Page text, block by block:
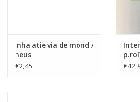
Inhalatie via de mond /
neus
€2,45